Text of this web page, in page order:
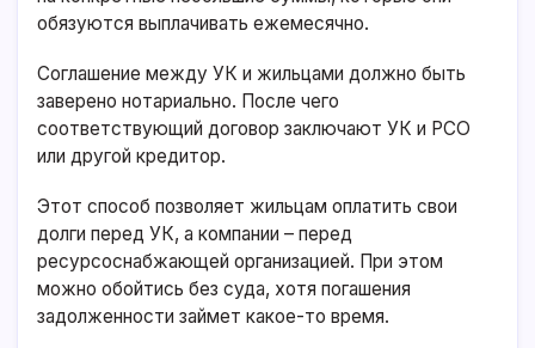
обязуются выплачивать ежемесячно.
Соглашение между УК и жильцами должно быть
заверено нотариально. После чего
соответствующий договор заключают УК и РСО
или другой кредитор.
Этот способ позволяет жильцам оплатить свои
долги перед УК, а компании – перед
ресурсоснабжающей организацией. При этом
можно обойтись без суда, хотя погашения
задолженности займет какое-то время.